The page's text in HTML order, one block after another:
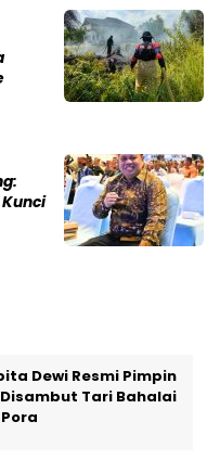
Dewi Resmi Pimpin
Tari Bahalai